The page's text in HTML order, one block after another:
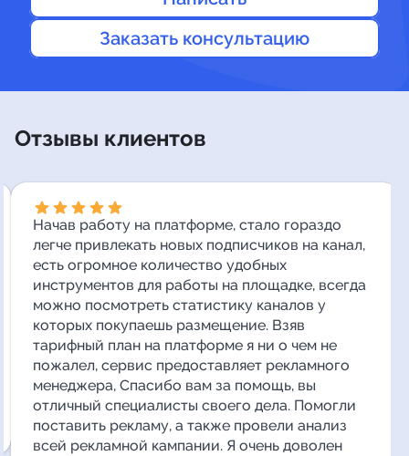
Заказать консультацию
Отзывы клиентов
Начав работу на платформе, стало гораздо
легче привлекать новых подписчиков на канал,
есть огромное количество удобных
инструментов для работы на площадке, всегда
можно посмотреть статистику каналов у
которых покупаешь размещение. Взяв
тарифный план на платформе я ни о чем не
пожалел, сервис предоставляет рекламного
менеджера, Спасибо вам за помощь, вы
отличный специалисты своего дела. Помогли
поставить рекламу, а также провели анализ
всей рекламной кампании. Я очень доволен